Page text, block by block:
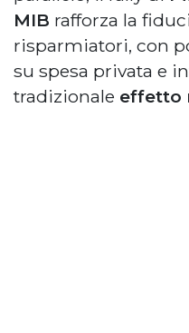
MIB rafforza la
risparmiatori, con
su spesa privata e
tradizionale effetto